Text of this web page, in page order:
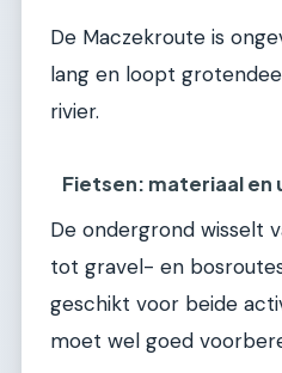
De Maczekroute is
lang en loopt
rivier.
Fietsen: materiaal en
De ondergrond wisselt
tot gravel- en
geschikt voor beide
moet wel goed